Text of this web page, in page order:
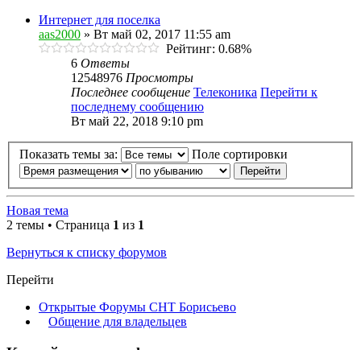
Интернет для поселка
aas2000 » Вт май 02, 2017 11:55 am
Рейтинг: 0.68%
6 Ответы
12548976 Просмотры
Последнее сообщение Телеконика Перейти к
последнему сообщению
Вт май 22, 2018 9:10 pm
Показать темы за: Поле сортировки
Новая тема
2 темы • Страница 1 из 1
Вернуться к списку форумов
Перейти
Открытые Форумы СНТ Борисьево
Общение для владельцев